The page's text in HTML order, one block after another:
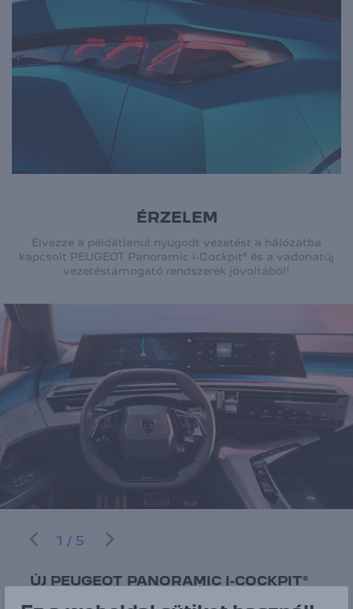
ÉRZELEM
Élvezze a példátlanul nyugodt vezetést a hálózatba
kapcsolt PEUGEOT Panoramic i-Cockpit® és a vadonatúj
vezetéstámogató rendszerek jóvoltából!
1/5
ÚJ PEUGEOT PANORAMIC I-COCKPIT®